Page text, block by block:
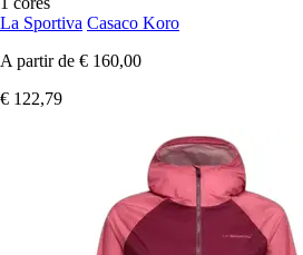
La Sportiva Casaco Koro
A partir de € 160,00
€ 122,79